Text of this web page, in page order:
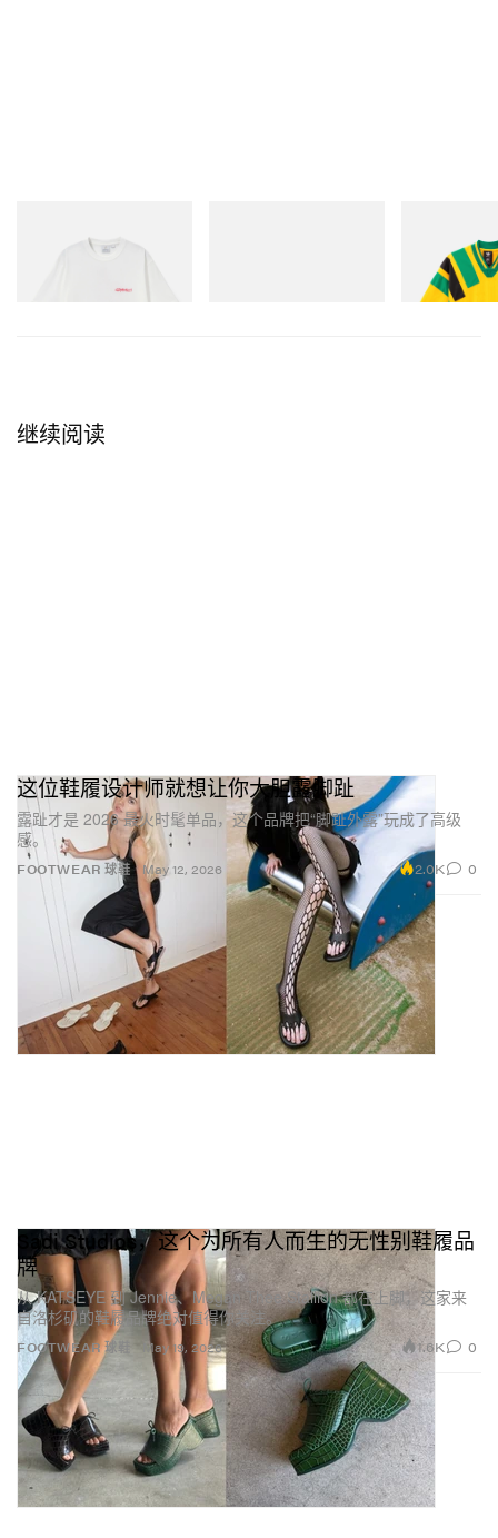
Nathalie Chebou-Moth
身份：OMÔL 设计师兼品牌创始人
非常私人：Totem 系列的灵感来自我父亲旅行收藏中的
一组雕塑。与艺术、文化和叙事之间那种情感联结，自
然而然延展成成衣、鞋履与配饰，让每一件作品都像一
座可穿戴的雕塑——大胆、有所指、并且富有意义。
品牌名字背后有什么故事？
Omôl 在我父亲的语言中意为 “mademoiselle（小姐）”
——这是喀麦隆众多多元而丰沛语言中的一种。它代表
的是当代、自信的女性：敢于表达、独立自洽、毫不为
自己道歉。这个名字承载着身份与归属感，而这正是品
Adidas
Dead Disney
立刻购入
继续阅读
FOOTWEAR 球鞋
这位鞋履设计师就想让你大胆露脚趾
露趾才是 2026 最火时髦单品，这个品牌把“脚趾外露”玩成了高级
感。
May 12, 2026 2.0K 0
FOOTWEAR 球鞋
Sadi Studios，这个为所有人而生的无性别鞋履品
牌
从 KATSEYE 到 Jennie、Megan Thee Stallion 都在上脚，这家来
自洛杉矶的鞋履品牌绝对值得你关注。
May 19, 2026 1.6K 0